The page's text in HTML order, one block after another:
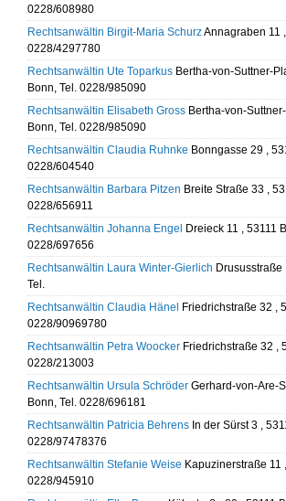
0228/608980
Rechtsanwältin Birgit-Maria SchurzAnnagraben 11
0228/4297780
Rechtsanwältin Ute Toparkus Bertha-von-Suttner-
Bonn, Tel. 0228/985090
Rechtsanwältin Elisabeth Gross Bertha-von-
Bonn, Tel. 0228/985090
Rechtsanwältin Claudia Ruhnke Bonngasse 29 ,
0228/604540
Rechtsanwältin Barbara Pitzen Breite Straße 33 ,
0228/656911
Rechtsanwältin Johanna Engel
Dreieck 11 , 53111
0228/697656
Rechtsanwältin Laura Winter-Gierlich Drususstraße
Tel.
Rechtsanwältin Claudia Hänel
Friedrichstraße 32 ,
0228/90969780
Rechtsanwältin Petra Woocker Friedrichstraße 32 ,
0228/213003
Rechtsanwältin Ursula Schröder Gerhard-von-Are-
Bonn, Tel. 0228/696181
Rechtsanwältin Patricia Behrens In der Sürst 3 ,
0228/97478376
Rechtsanwältin Stefanie Weise Kapuzinerstraße 11
0228/945910